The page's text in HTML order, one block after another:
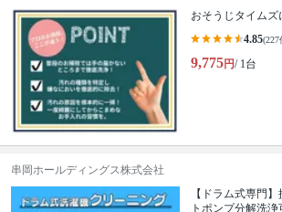
おそうじタイム
4.85(227
9,775円/ 1台
串岡ホールディングス株式会社
【ドラム式専門
トポンプ分解洗